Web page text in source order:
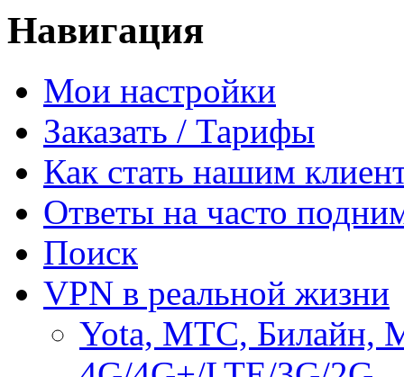
Навигация
Мои настройки
Заказать / Тарифы
Как стать нашим
Ответы на часто
Поиск
VPN в реальной жизни
Yota, МТС, Билайн,